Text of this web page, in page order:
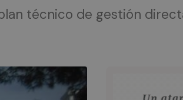
técnico de gestión